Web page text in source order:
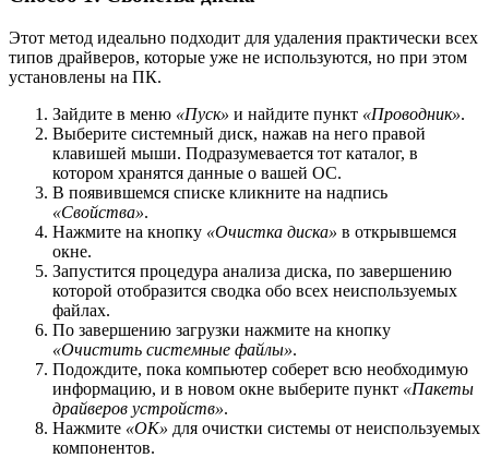
Этот метод идеально подходит для удаления практически всех
типов драйверов, которые уже не используются, но при этом
установлены на ПК.
Зайдите в меню «Пуск» и найдите пункт «Проводник».
Выберите системный диск, нажав на него правой
клавишей мыши. Подразумевается тот каталог, в
котором хранятся данные о вашей ОС.
В появившемся списке кликните на надпись
«Свойства».
Нажмите на кнопку «Очистка диска» в открывшемся
окне.
Запустится процедура анализа диска, по завершению
которой отобразится сводка обо всех неиспользуемых
файлах.
По завершению загрузки нажмите на кнопку
«Очистить системные файлы».
Подождите, пока компьютер соберет всю необходимую
информацию, и в новом окне выберите пункт «Пакеты
драйверов устройств».
Нажмите «ОК» для очистки системы от неиспользуемых
компонентов.